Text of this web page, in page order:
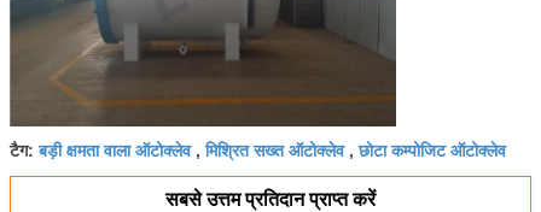
टैग:बड़ी क्षमता वाला ऑटोक्लेव,मिश्रित सख्त ऑटोक्लेव,छोटा कम्पोजिट ऑटोक्लेव
सबसे उत्तम प्रतिदान प्राप्त करें